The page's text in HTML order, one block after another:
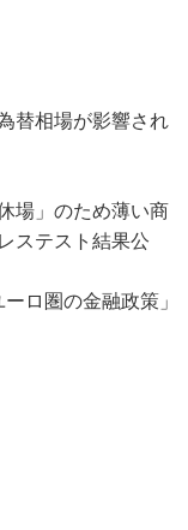
替相場が影響され
場」のため薄い商
ステスト結果公
ロ圏の金融政策」